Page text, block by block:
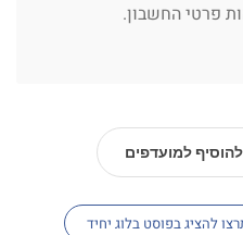
פרטי החשבון.
למועדפים
להציג בפוסט בלוג יחיד